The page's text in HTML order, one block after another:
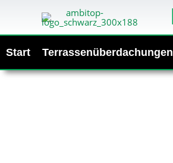
Start Terrassenüberdachungen